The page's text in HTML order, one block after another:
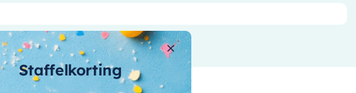
aantal-liters 190 L
aantal-personen
Staffelkorting